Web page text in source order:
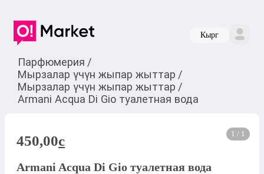
Кырг
Парфюмерия /
Мырзалар үчүн жыпар жыттар /
Мырзалар үчүн жыпар жыттар /
Armani Acqua Di Gio туалетная вода
1 / 1
450,00c
Armani Acqua Di Gio туалетная вода